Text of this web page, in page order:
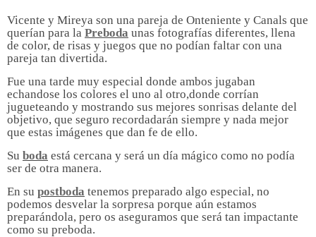
Vicente y Mireya son una pareja de Onteniente y Canals que
querían para la Preboda unas fotografías diferentes, llena
de color, de risas y juegos que no podían faltar con una
pareja tan divertida.
Fue una tarde muy especial donde ambos jugaban
echandose los colores el uno al otro,donde corrían
jugueteando y mostrando sus mejores sonrisas delante del
objetivo, que seguro recordadarán siempre y nada mejor
que estas imágenes que dan fe de ello.
Su boda está cercana y será un día mágico como no podía
ser de otra manera.
En su postboda tenemos preparado algo especial, no
podemos desvelar la sorpresa porque aún estamos
preparándola, pero os aseguramos que será tan impactante
como su preboda.